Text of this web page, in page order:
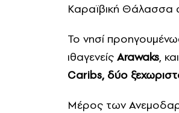
Καραϊβική Θάλασσα
Το νησί
ιθαγενείς Arawaks,
Caribs, δύο
Μέρος των